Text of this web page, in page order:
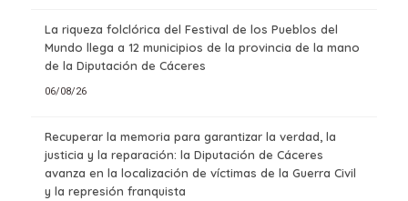
La riqueza folclórica del Festival de los Pueblos del
Mundo llega a 12 municipios de la provincia de la mano
de la Diputación de Cáceres
06/08/26
Recuperar la memoria para garantizar la verdad, la
justicia y la reparación: la Diputación de Cáceres
avanza en la localización de víctimas de la Guerra Civil
y la represión franquista